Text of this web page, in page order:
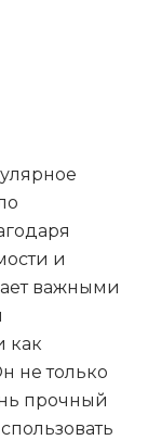
и
важными
как
не только
прочный